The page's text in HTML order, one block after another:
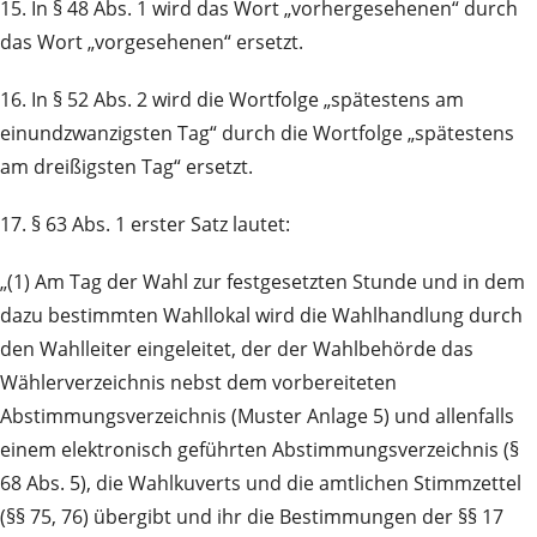
15. In § 48 Abs. 1 wird das Wort „vorhergesehenen“ durch
das Wort „vorgesehenen“ ersetzt.
16. In § 52 Abs. 2 wird die Wortfolge „spätestens am
einundzwanzigsten Tag“ durch die Wortfolge „spätestens
am dreißigsten Tag“ ersetzt.
17. § 63 Abs. 1 erster Satz lautet:
„(1) Am Tag der Wahl zur festgesetzten Stunde und in dem
dazu bestimmten Wahllokal wird die Wahlhandlung durch
den Wahlleiter eingeleitet, der der Wahlbehörde das
Wählerverzeichnis nebst dem vorbereiteten
Abstimmungsverzeichnis (Muster Anlage 5) und allenfalls
einem elektronisch geführten Abstimmungsverzeichnis (§
68 Abs. 5), die Wahlkuverts und die amtlichen Stimmzettel
(§§ 75, 76) übergibt und ihr die Bestimmungen der §§ 17